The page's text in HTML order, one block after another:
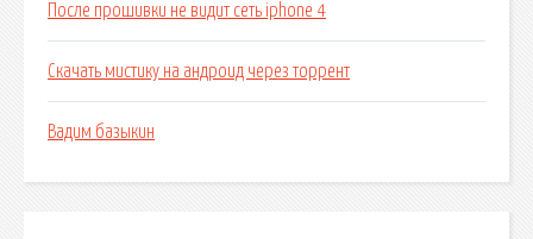
После прошивки не видит сеть iphone 4
Скачать мистику на андроид через торрент
Вадим базыкин